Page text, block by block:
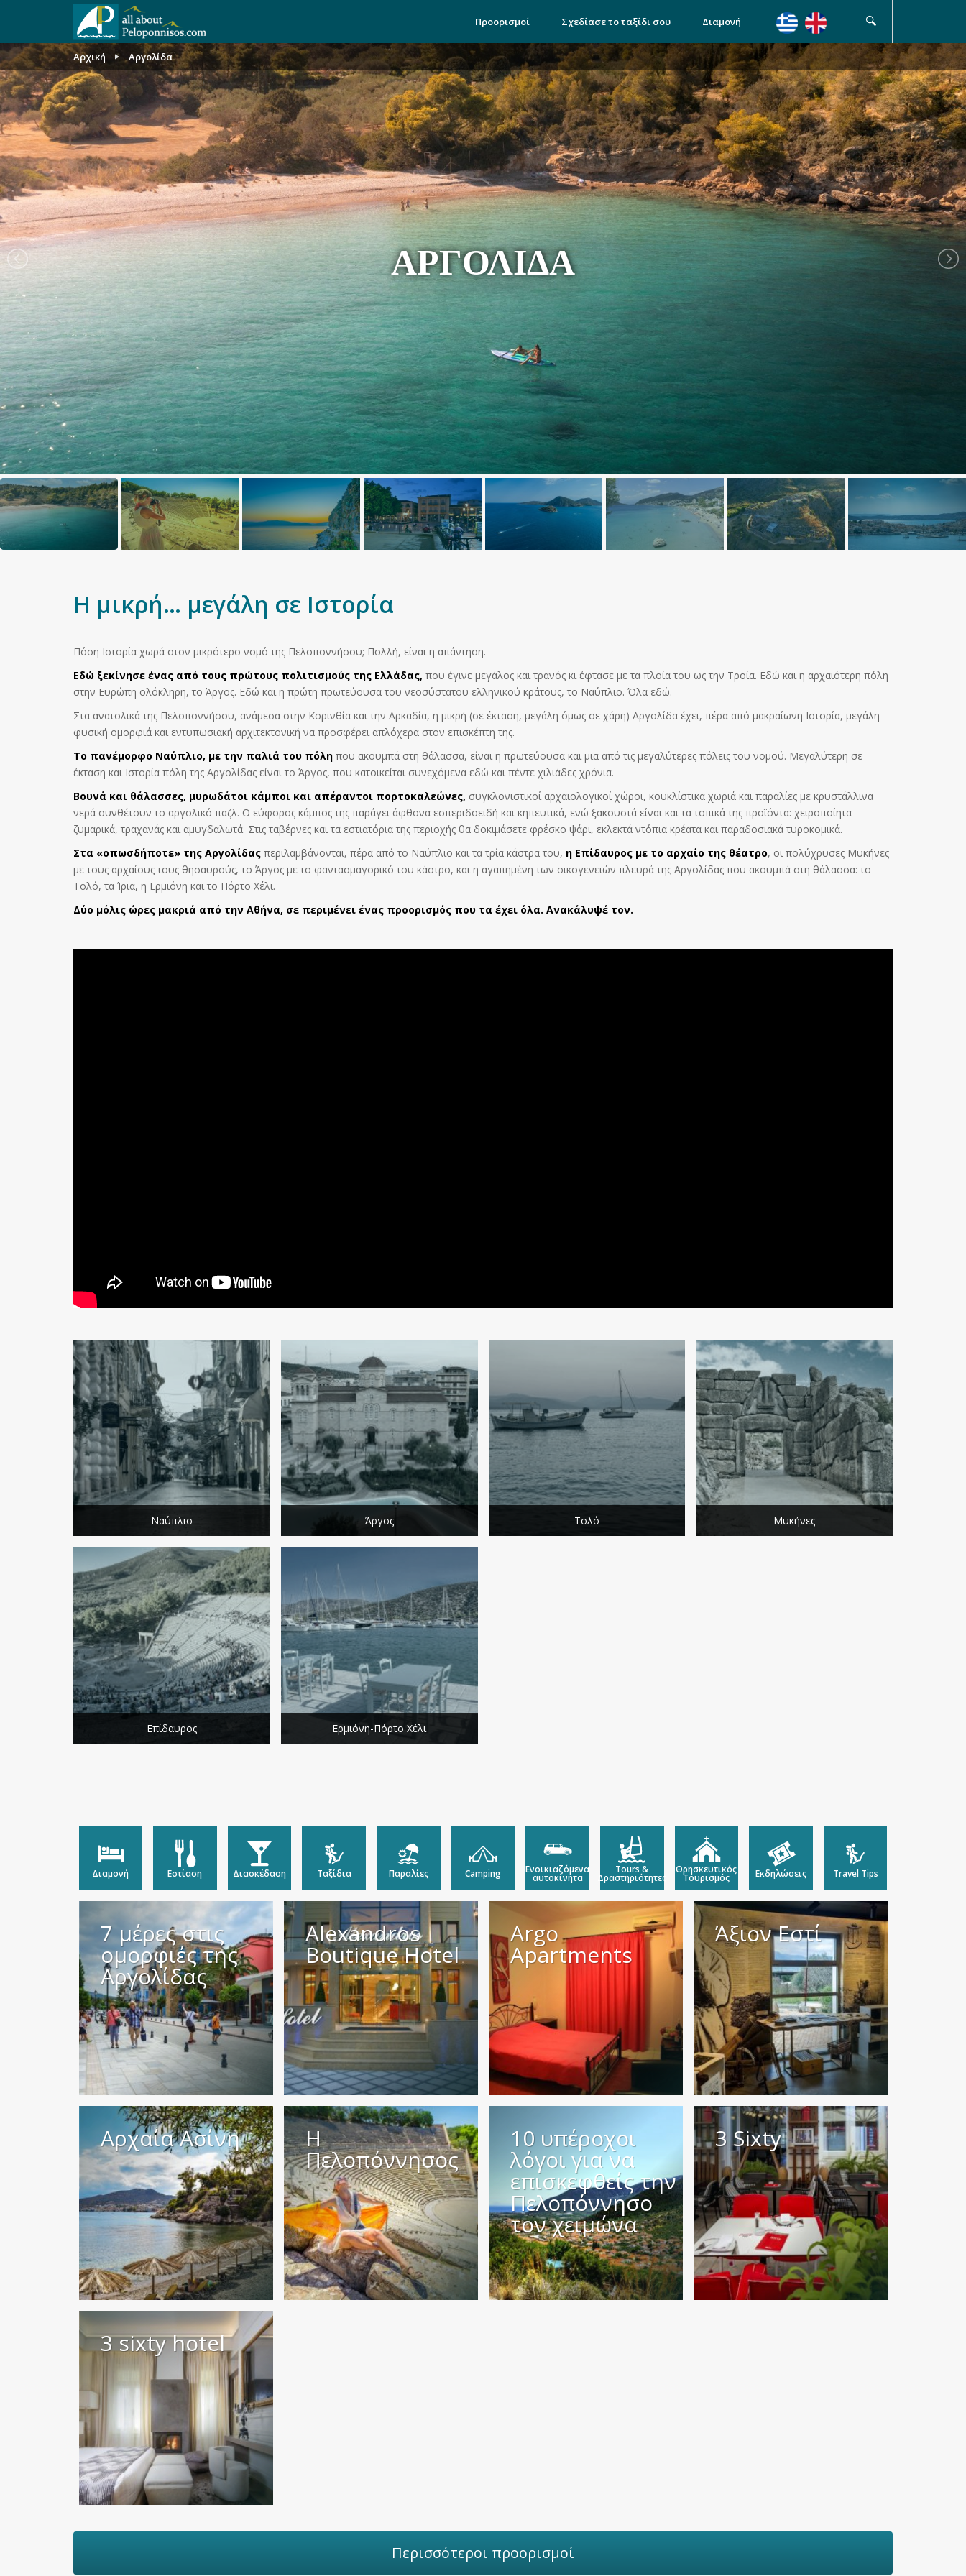
Προορισμοί Σχεδίασε το ταξίδι σου Διαμονή
Αρχική Αργολίδα
ΑΡΓΟΛΊΔΑ
Η μικρή… μεγάλη σε Ιστορία
Πόση Ιστορία χωρά στον μικρότερο νομό της Πελοποννήσου; Πολλή, είναι η απάντηση.
Εδώ ξεκίνησε ένας από τους πρώτους πολιτισμούς της Ελλάδας, που έγινε μεγάλος και τρανός κι έφτασε με τα πλοία του ως την Τροία. Εδώ και η αρχαιότερη πόλη
στην Ευρώπη ολόκληρη, το Άργος. Εδώ και η πρώτη πρωτεύουσα του νεοσύστατου ελληνικού κράτους, το Ναύπλιο. Όλα εδώ.
Στα ανατολικά της Πελοποννήσου, ανάμεσα στην Κορινθία και την Αρκαδία, η μικρή (σε έκταση, μεγάλη όμως σε χάρη) Αργολίδα έχει, πέρα από μακραίωνη Ιστορία, μεγάλη
φυσική ομορφιά και εντυπωσιακή αρχιτεκτονική να προσφέρει απλόχερα στον επισκέπτη της.
Το πανέμορφο Ναύπλιο, με την παλιά του πόλη που ακουμπά στη θάλασσα, είναι η πρωτεύουσα και μια από τις μεγαλύτερες πόλεις του νομού. Μεγαλύτερη σε
έκταση και Ιστορία πόλη της Αργολίδας είναι το Άργος, που κατοικείται συνεχόμενα εδώ και πέντε χιλιάδες χρόνια.
Βουνά και θάλασσες, μυρωδάτοι κάμποι και απέραντοι πορτοκαλεώνες, συγκλονιστικοί αρχαιολογικοί χώροι, κουκλίστικα χωριά και παραλίες με κρυστάλλινα
νερά συνθέτουν το αργολικό παζλ. Ο εύφορος κάμπος της παράγει άφθονα εσπεριδοειδή και κηπευτικά, ενώ ξακουστά είναι και τα τοπικά της προϊόντα: χειροποίητα
ζυμαρικά, τραχανάς και αμυγδαλωτά. Στις ταβέρνες και τα εστιατόρια της περιοχής θα δοκιμάσετε φρέσκο ψάρι, εκλεκτά ντόπια κρέατα και παραδοσιακά τυροκομικά.
Στα «οπωσδήποτε» της Αργολίδας περιλαμβάνονται, πέρα από το Ναύπλιο και τα τρία κάστρα του, η Επίδαυρος με το αρχαίο της θέατρο, οι πολύχρυσες Μυκήνες
με τους αρχαίους τους θησαυρούς, το Άργος με το φαντασμαγορικό του κάστρο, και η αγαπημένη των οικογενειών πλευρά της Αργολίδας που ακουμπά στη θάλασσα: το
Τολό, τα Ίρια, η Ερμιόνη και το Πόρτο Χέλι.
Δύο μόλις ώρες μακριά από την Αθήνα, σε περιμένει ένας προορισμός που τα έχει όλα. Ανακάλυψέ τον.
Ναύπλιο Άργος Τολό Μυκήνες
Επίδαυρος Ερμιόνη-Πόρτο Χέλι
Διαμονή Εστίαση Διασκέδαση Ταξίδια Παραλίες Camping Ενοικιαζόμενα
αυτοκίνητα
Tours &
Δραστηριότητες
Θρησκευτικός
Τουρισμός Εκδηλώσεις Travel Tips
7 μέρες στις
ομορφιές της
Αργολίδας
Alexandros
Boutique Hotel
Argo
Apartments
Άξιον Εστί
Αρχαία Ασίνη Η
Πελοπόννησος
10 υπέροχοι
λόγοι για να
επισκεφθείς την
Πελοπόννησο
τον χειμώνα
3 Sixty
3 sixty hotel
Περισσότεροι προορισμοί